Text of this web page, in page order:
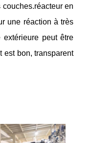
couches.réacteur en
une réaction à très
extérieure peut être
est bon, transparent